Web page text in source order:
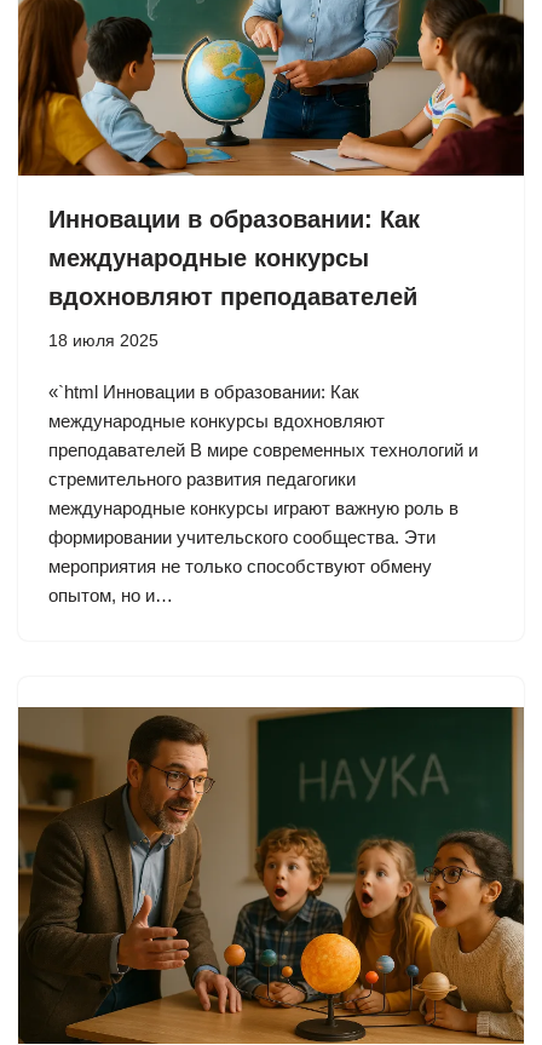
Инновации в образовании: Как
международные конкурсы
вдохновляют преподавателей
18 июля 2025
«`html Инновации в образовании: Как
международные конкурсы вдохновляют
преподавателей В мире современных технологий и
стремительного развития педагогики
международные конкурсы играют важную роль в
формировании учительского сообщества. Эти
мероприятия не только способствуют обмену
опытом, но и…